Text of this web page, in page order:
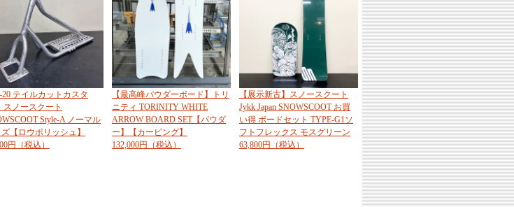
20 テイルカットカスタ
スノースクート
Style-A ノーマル
【ロウポリッシュ】
円（税込）
【最高峰パウダーボード】トリ
ニティ TORINITY WHITE
ARROW BOARD SET【パウダ
ー】【カービング】
132,000円（税込）
【展示新古】スノースクート
Jykk Japan SNOWSCOOT お買
い得 ボードセット TYPE-G1ソ
フトフレックス モスグリーン
63,800円（税込）